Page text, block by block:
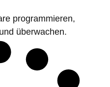
programmieren,
überwachen.